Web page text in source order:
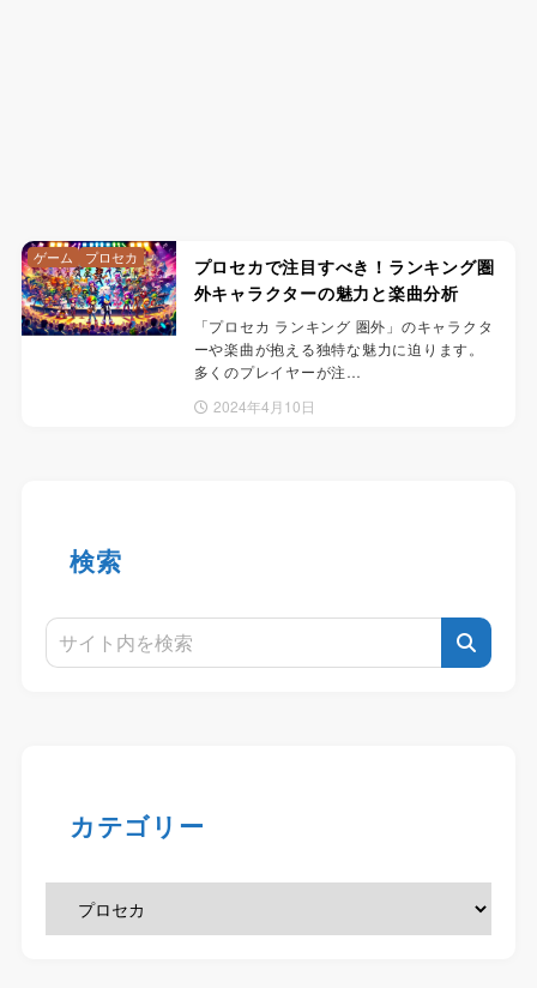
プロセカで注目すべき！ランキング圏
外キャラクターの魅力と楽曲分析
「プロセカ ランキング 圏外」のキャラクタ
ーや楽曲が抱える独特な魅力に迫ります。
多くのプレイヤーが注…
2024年4月10日
ゲーム プロセカ
検索
カテゴリー